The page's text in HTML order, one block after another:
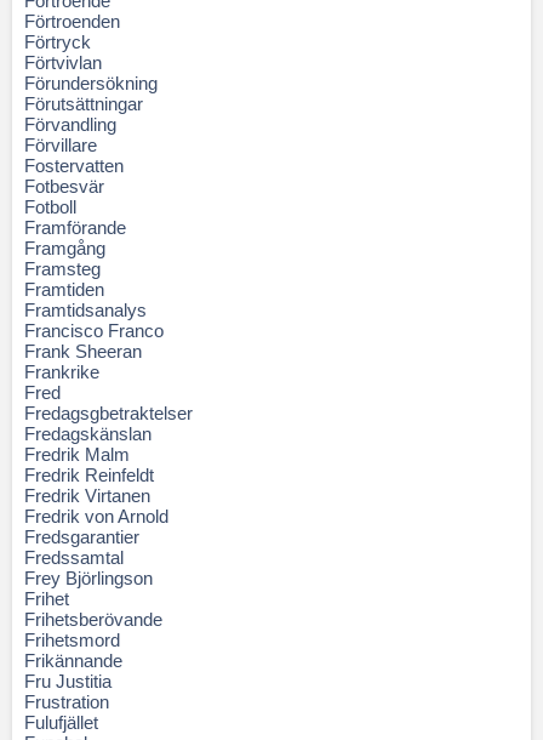
Förtroenden
Förtryck
Förtvivlan
Förundersökning
Förutsättningar
Förvandling
Förvillare
Fostervatten
Fotbesvär
Fotboll
Framförande
Framgång
Framsteg
Framtiden
Framtidsanalys
Francisco Franco
Frank Sheeran
Frankrike
Fred
Fredagsgbetraktelser
Fredagskänslan
Fredrik Malm
Fredrik Reinfeldt
Fredrik Virtanen
Fredrik von Arnold
Fredsgarantier
Fredssamtal
Frey Björlingson
Frihet
Frihetsberövande
Frihetsmord
Frikännande
Fru Justitia
Frustration
Fulufjället